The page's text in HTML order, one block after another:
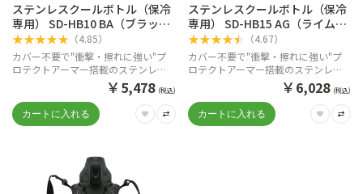
ステンレスクールボトル（保冷
専用） SD-HB10 BA（ブラッ
ク）
★★★★★ （4.85）
カバー不要で"衝撃・擦れに強い"プ
ロテクトアーマー搭載のステンレス
￥5,478 (税込)
ステンレスクールボトル（保冷
専用） SD-HB15 AG（ライムブ
ルー）
★★★★★ （4.67）
カバー不要で"衝撃・擦れに強い"プ
ロテクトアーマー搭載のステンレス
￥6,028 (税込)